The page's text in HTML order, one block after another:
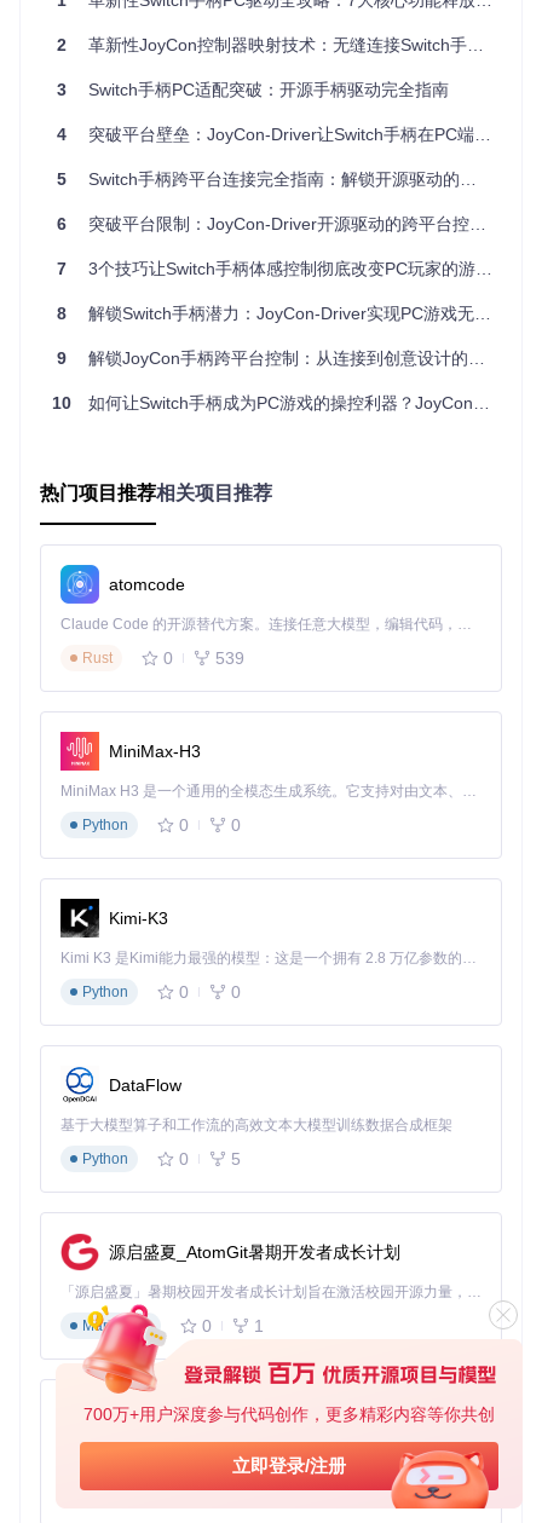
700万+用户深度参与代码创作，更多精彩内容等你共创
立即登录/注册
分步实现：从连接到配置的零障碍指南
准备阶段：构建你的控制生态系统
操作目标：建立稳定的硬件与软件环境
安装vJoy虚拟摇杆驱动（基础转换组件）
git clone
# 克隆项目源码到本地
cd
验证标准：设备管理器中显示"vJoy Device"，且无感叹号警告
连接阶段：建立手柄与PC的稳定通信
操作目标：实现Joy-Con手柄与PC的蓝牙配对
执行方法
激活手柄配对模式：长按SYNC键至指示灯快速闪烁
电脑端蓝牙设置中搜索并连接"Joy-Con (L/R)"设备
运行JoyCon-Driver程序自动识别已连接设备
操作目标
执行方法
：
基础参数配置：
轮询频率（设备状态查询间隔时间）：125Hz/250Hz
高级功能启用：
低延迟模式：减少信号处理延迟
手柄合并/独立模式：根据游戏需求切换
性能参数对比表：
效果提升 适用场景
轮询频
率
Hz
低延迟
模式
延迟降低6
竞技游戏、精
标准
40%
拓展应用：超越游戏的控制可能性
游戏娱乐领域：重新定义PC游戏体验
JoyCon-Driver让PC游戏获得Switch特有的体感控制能力。通
过精确的陀螺仪和加速度计数据，你可以在飞行模拟游戏中用
手柄姿态控制飞行器方向，在体育游戏中通过挥动手柄完成精
准动作，实现传统手柄无法提供的沉浸感。
创意设计领域：从鼠标到体感的创作革命
设计师可以利用Joy-Con的六轴传感器实现3D模型的直观操
2 革新性JoyCon控制器映射技术：无缝连接Switch手柄与PC游戏的完整方案
3 Switch手柄PC适配突破：开源手柄驱动完全指南
4 突破平台壁垒：JoyCon-Driver让Switch手柄在PC端焕发新生的完全指南
5 Switch手柄跨平台连接完全指南：解锁开源驱动的无限可能
6 突破平台限制：JoyCon-Driver开源驱动的跨平台控制创新应用
7 3个技巧让Switch手柄体感控制彻底改变PC玩家的游戏体验 - JoyCon-Driver完全指南
8 解锁Switch手柄潜力：JoyCon-Driver实现PC游戏无缝衔接
9 解锁JoyCon手柄跨平台控制：从连接到创意设计的全流程突破指南
10 如何让Switch手柄成为PC游戏的操控利器？JoyCon-Driver跨平台适配全攻略
热门项目推荐相关项目推荐
atomcode
Claude Code 的开源替代方案。连接任意大模型，编辑代码，运行命令，自动验证 — 全自动执行。用 Rust 构建，极致性能。 ｜ An open-source alternative to Claude Code. Connect any LLM, edit code, run commands, and verify changes — autonomously. Built in Rust for speed. Get Started
Rust
0 539
MiniMax-H3
MiniMax H3 是一个通用的全模态生成系统。它支持对由文本、图像、视频和音频组成的多模态上下文进行统一理解，并能生成分辨率高达 2K、时长可达 15 秒的带原生立体声音频的视频。得益于面向任务泛化的系统设计，H3 在预训练阶段就已具备广泛的多模态上下文理解与生成能力，能够出色地执行复杂的多模态指令。
Python
0 0
Kimi-K3
Kimi K3 是Kimi能力最强的模型：这是一个拥有 2.8 万亿参数的混合专家（MoE）模型，具备原生视觉理解能力，并支持 100 万 token 的上下文窗口。
Python
0 0
DataFlow
基于大模型算子和工作流的高效文本大模型训练数据合成框架
Python
0 5
源启盛夏_AtomGit暑期开发者成长计划
「源启盛夏」暑期校园开发者成长计划旨在激活校园开源力量，通过积分激励、认证扶持、资源倾斜等形式，引导高校组织和开发者完成「入驻 — 建项目 — 做贡献 — 获认证 — 得资源」的完整闭环。无论你是想带领社团入驻平台的组织者，还是希望用代码贡献证明自己的开发者，都能在这里找到属于你的成长路径。
Markdown
0 1
py-xiaozhi
基于Python的Xiaozhi AI，适用于想要完整Xiaozhi体验而无需拥有专用硬件的用户。
Python
0 1